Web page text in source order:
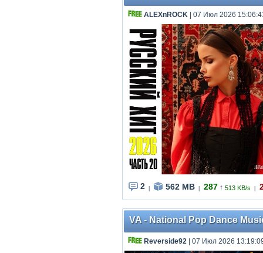
ALEXnROCK | 07 Июл 2026
2 562 MB 287 ↑ 513 KB/s
VA - National Pop Dance
Reverside92 | 07 Июл 2026